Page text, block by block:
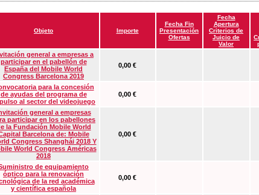
Objeto Importe
Fecha Fin
Presentación
Ofertas
Fecha
Apertura
Criterios de
Juicio de
Valor
general a empresas a
participar en el pabellón de
España del Mobile World
Congress Barcelona 2019
0,00 €
para la concesión
de ayudas del programa de
al sector del videojuego
0,00 €
general a empresas
participar en los pabellones
la Fundación Mobile World
Barcelona de: Mobile
Congress Shanghái 2018 Y
World Congress Américas
2018
0,00 €
de equipamiento
óptico para la renovación
de la red académica
y científica española
0,00 €